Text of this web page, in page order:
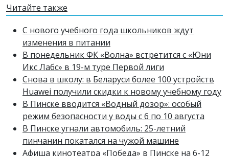
Читайте также
С нового учебного года школьников ждут
изменения в питании
В понедельник ФК «Волна» встретится с «Юни
Икс Лабс» в 19-м туре Первой лиги
Снова в школу: в Беларуси более 100 устройств
Huawei получили скидки к новому учебному году
В Пинске вводится «Водный дозор»: особый
режим безопасности у воды с 6 по 10 августа
В Пинске угнали автомобиль: 25-летний
пинчанин покатался на чужой машине
Афиша кинотеатра «Победа» в Пинске на 6-12